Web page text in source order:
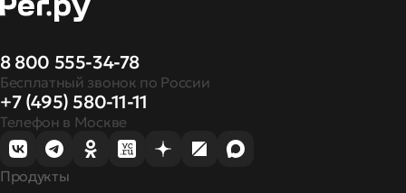
8 800 555-34-78
Бесплатный звонок по России
+7 (495) 580-11-11
Телефон в Москве
Продукты